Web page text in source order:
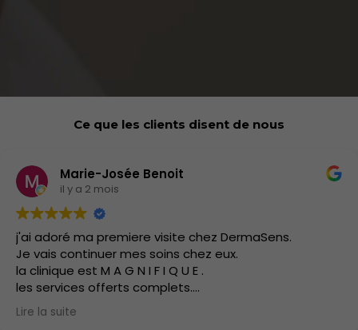
Ce que les clients disent de nous
Marie-Josée Benoit
il y a 2 mois
j'ai adoré ma premiere visite chez DermaSens.
Je vais continuer mes soins chez eux.
la clinique est M A G N I F I Q U E .
les services offerts complets.
J'ai hate d'y retourner.
les soins sont doux.
Lire la suite